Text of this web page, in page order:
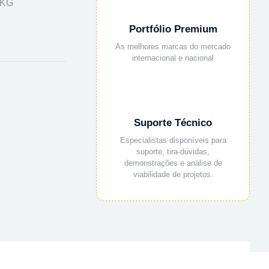
Portfólio Premium
As melhores marcas do mercado
internacional e nacional
Suporte Técnico
Especialistas disponíveis para
suporte, tira-dúvidas,
demonstrações e análise de
viabilidade de projetos.